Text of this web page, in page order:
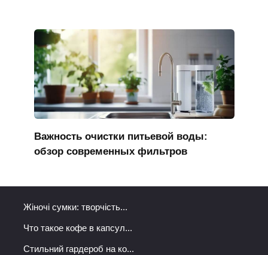
Важность очистки питьевой воды:
обзор современных фильтров
Жіночі сумки: творчість...
Что такое кофе в капсул...
Стильний гардероб на ко...